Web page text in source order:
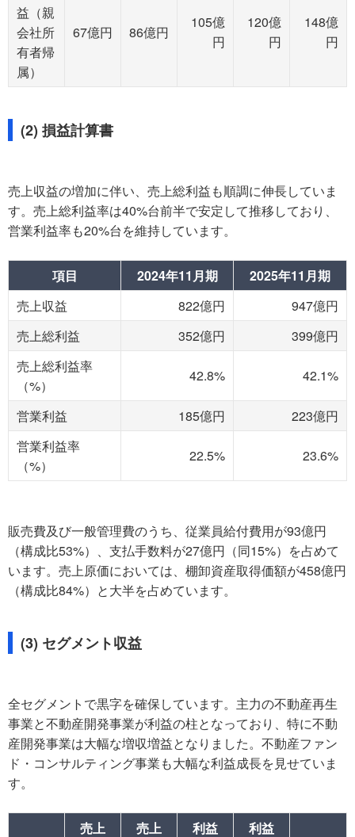
益（親
会社所
有者帰
属）
67億円 86億円
105億
円
120億
円
148億
円
(2) 損益計算書
売上収益の増加に伴い、売上総利益も順調に伸長していま
す。売上総利益率は40%台前半で安定して推移しており、
営業利益率も20%台を維持しています。
項目 2024年11月期
2025年11月期
売上収益
822億円
947億円
売上総利益
352億円
399億円
売上総利益率
（%）
42.8% 42.1%
営業利益 185億円
223億円
営業利益率
（%）
22.5% 23.6%
販売費及び一般管理費のうち、従業員給付費用が93億円
（構成比53%）、支払手数料が27億円（同15%）を占めて
います。売上原価においては、棚卸資産取得価額が458億円
（構成比84%）と大半を占めています。
(3) セグメント収益
全セグメントで黒字を確保しています。主力の不動産再生
事業と不動産開発事業が利益の柱となっており、特に不動
産開発事業は大幅な増収増益となりました。不動産ファン
ド・コンサルティング事業も大幅な利益成長を見せていま
す。
売上
売上
利益
利益